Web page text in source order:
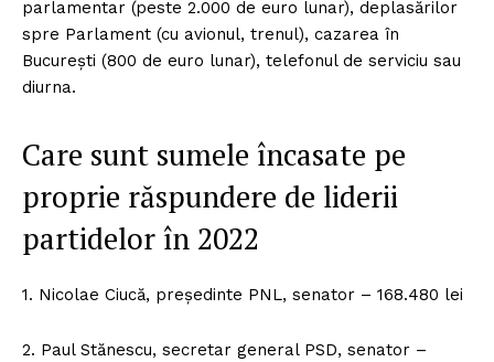
parlamentar (peste 2.000 de euro lunar), deplasărilor
spre Parlament (cu avionul, trenul), cazarea în
Bucureşti (800 de euro lunar), telefonul de serviciu sau
diurna.
Care sunt sumele încasate pe
proprie răspundere de liderii
partidelor în 2022
1. Nicolae Ciucă, preşedinte PNL, senator – 168.480 lei
2. Paul Stănescu, secretar general PSD, senator –